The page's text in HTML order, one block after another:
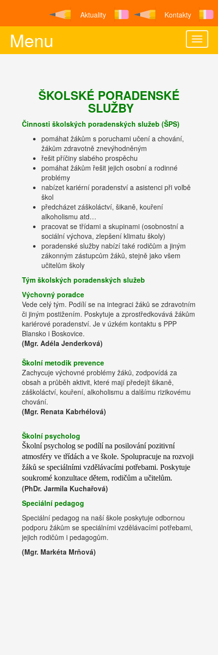
Aktuality Kontakty
Toggle
Menu
ŠKOLSKÉ PORADENSKÉ
SLUŽBY
Činnosti školských poradenských služeb (ŠPS)
pomáhat žákům s poruchami učení a chování,
žákům zdravotně znevýhodněným
řešit příčiny slabého prospěchu
pomáhat žákům řešit jejich osobní a rodinné
problémy
nabízet kariérní poradenství a asistenci při volbě
škol
předcházet záškoláctví, šikaně, kouření
alkoholismu atd…
pracovat se třídami a skupinami (osobnostní a
sociální výchova, zlepšení klimatu školy)
poradenské služby nabízí také rodičům a jiným
zákonným zástupcům žáků, stejně jako všem
učitelům školy
Tým školských poradenských služeb
Výchovný poradce
Vede celý tým. Podílí se na integraci žáků se zdravotním
či jiným postižením. Poskytuje a zprostředkovává žákům
kariérové poradenství. Je v úzkém kontaktu s PPP
Blansko i Boskovice.
(Mgr. Adéla Jenderková)
Školní metodik prevence
Zachycuje výchovné problémy žáků, zodpovídá za
obsah a průběh aktivit, které mají předejít šikaně,
záškoláctví, kouření, alkoholismu a dalšímu rizikovému
chování.
(Mgr. Renata Kabrhélová)
Školní psycholog
Školní psycholog se podílí na posilování pozitivní
atmosféry ve třídách a ve škole. Spolupracuje na rozvoji
žáků se speciálními vzdělávacími potřebami. Poskytuje
soukromé konzultace dětem, rodičům a učitelům.
(PhDr. Jarmila Kuchařová)
Speciální pedagog
Speciální pedagog na naší škole poskytuje odbornou
podporu žákům se speciálními vzdělávacími potřebami,
jejich rodičům i pedagogům.
(Mgr. Markéta Mrňová)